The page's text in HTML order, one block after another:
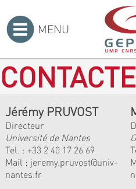
MENU
Jérémy PRUVOST
Directeur
Université de Nantes
Tel. : +33 2 40 17 26 69
Mail : jeremy.pruvost@univ-
nantes.fr